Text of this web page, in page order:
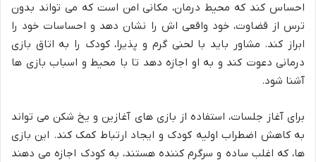
احساس کند که محیط درمان، مکانی امن است که می تواند بدون
ترس از قضاوت، خود واقعی اش را نشان دهد و احساسات خود را
ابراز کند. مشاور باید با لحنی گرم و پذیرا، کودک را به اتاق بازی
درمانی دعوت کند و به او اجازه دهد تا با محیط و اسباب بازی ها
آشنا شود.
برای آغاز جلسات، استفاده از بازی های آغازین و یخ شکن می تواند
به کاهش اضطراب اولیه کودک و ایجاد ارتباط کمک کند. این بازی
ها، که اغلب ساده و سرگرم کننده هستند، به کودک اجازه می دهند